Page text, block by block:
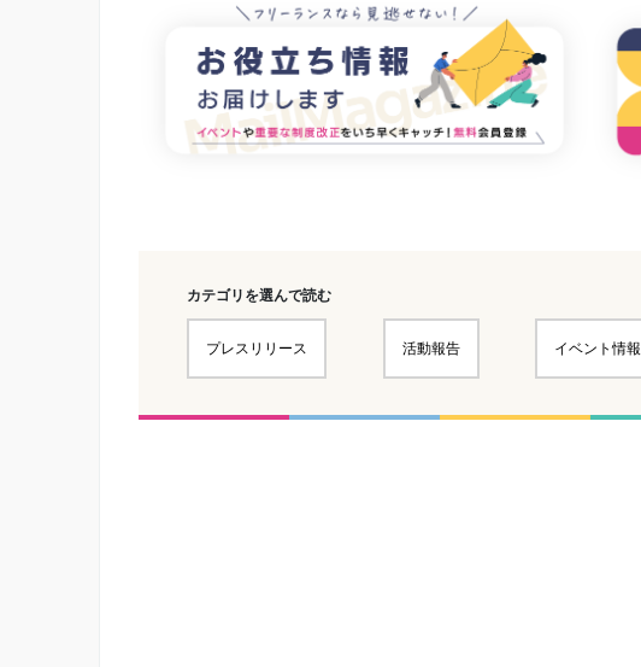
カテゴリを選んで読む
プレスリリース 活動報告 イベント情報